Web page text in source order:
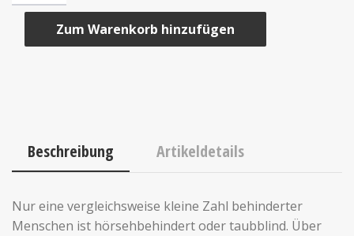
Zum Warenkorb hinzufügen
Beschreibung Artikeldetails
Nur eine vergleichsweise kleine Zahl behinderter
Menschen ist hörsehbehindert oder taubblind. Über